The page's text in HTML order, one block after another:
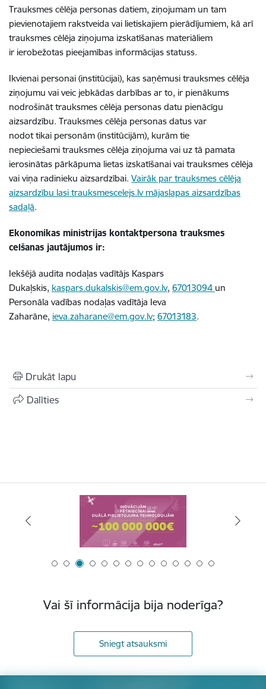
Trauksmes cēlēja personas datiem, ziņojumam un tam
pievienotajiem rakstveida vai lietiskajiem pierādījumiem, kā arī
trauksmes cēlēja ziņojuma izskatīšanas materiāliem
ir ierobežotas pieejamības informācijas statuss.
Ikvienai personai (institūcijai), kas saņēmusi trauksmes cēlēja
ziņojumu vai veic jebkādas darbības ar to, ir pienākums
nodrošināt trauksmes cēlēja personas datu pienācīgu
aizsardzību. Trauksmes cēlēja personas datus var
nodot tikai personām (institūcijām), kurām tie
nepieciešami trauksmes cēlēja ziņojuma vai uz tā pamata
ierosinātas pārkāpuma lietas izskatīšanai vai trauksmes cēlēja
vai viņa radinieku aizsardzībai. Vairāk par trauksmes cēlēja
aizsardzību lasi trauksmescelejs.lv mājaslapas aizsardzības
sadaļā.
Ekonomikas ministrijas kontaktpersona trauksmes
celšanas jautājumos ir:
Iekšējā audita nodaļas vadītājs Kaspars
Dukaļskis, kaspars.dukalskis@em.gov.lv, 67013094 un
Personāla vadības nodaļas vadītāja Ieva
Zaharāne, ieva.zaharane@em.gov.lv; 67013183.
Drukāt lapu
Dalīties
Vai šī informācija bija noderīga?
Sniegt atsauksmi